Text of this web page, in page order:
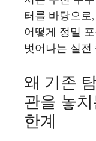
터를 바탕으로
어떻게 정밀
벗어나는 실
왜 기존
관을 놓
한계